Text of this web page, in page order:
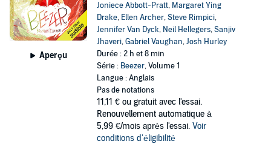
Aperçu
Joniece Abbott-Pratt, Margaret Ying
Drake, Ellen Archer,Steve Rimpici,
Jennifer Van Dyck, Neil Hellegers,Sanjiv
Jhaveri,Gabriel Vaughan,Josh Hurley
Durée : 2 h et 8 min
Série : Beezer, Volume 1
Langue : Anglais
Pas de notations
11,11 € ou gratuit avec l'essai.
Renouvellement automatique à
5,99 €/mois après l'essai. Voir
conditions d'éligibilité